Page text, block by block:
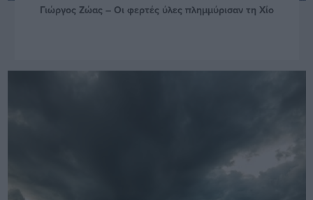
Γιώργος Ζώας – Οι φερτές ύλες πλημμύρισαν τη Χίο